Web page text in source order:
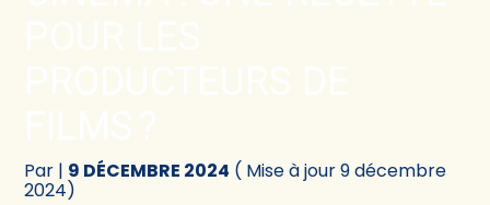
Conseil
Par | 9 DÉCEMBRE 2024 ( Mise à jour 9 décembre
2024)